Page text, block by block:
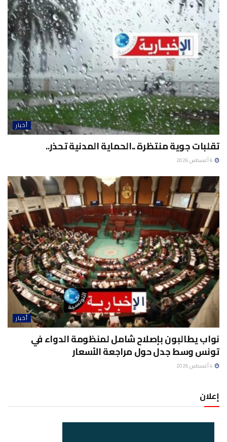
أخبار
تقلبات جوية منتظرة ..الحماية المدنية تحذر..
أخبار
نواب يطالبون بإصلاح شامل لمنظومة الدواء في
تونس وسط جدل حول مراجعة الأسعار
إعلان